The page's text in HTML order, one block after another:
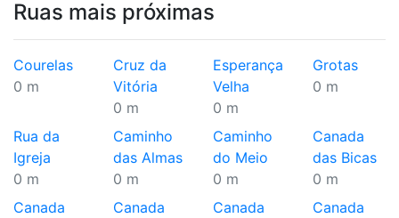
Ruas mais próximas
Courelas
0 m
Cruz da
Vitória
0 m
Esperança
Velha
0 m
Grotas
0 m
Rua da
Igreja
0 m
Caminho
das Almas
0 m
Caminho
do Meio
0 m
Canada
das Bicas
0 m
Canada
Canada
Canada
Canada